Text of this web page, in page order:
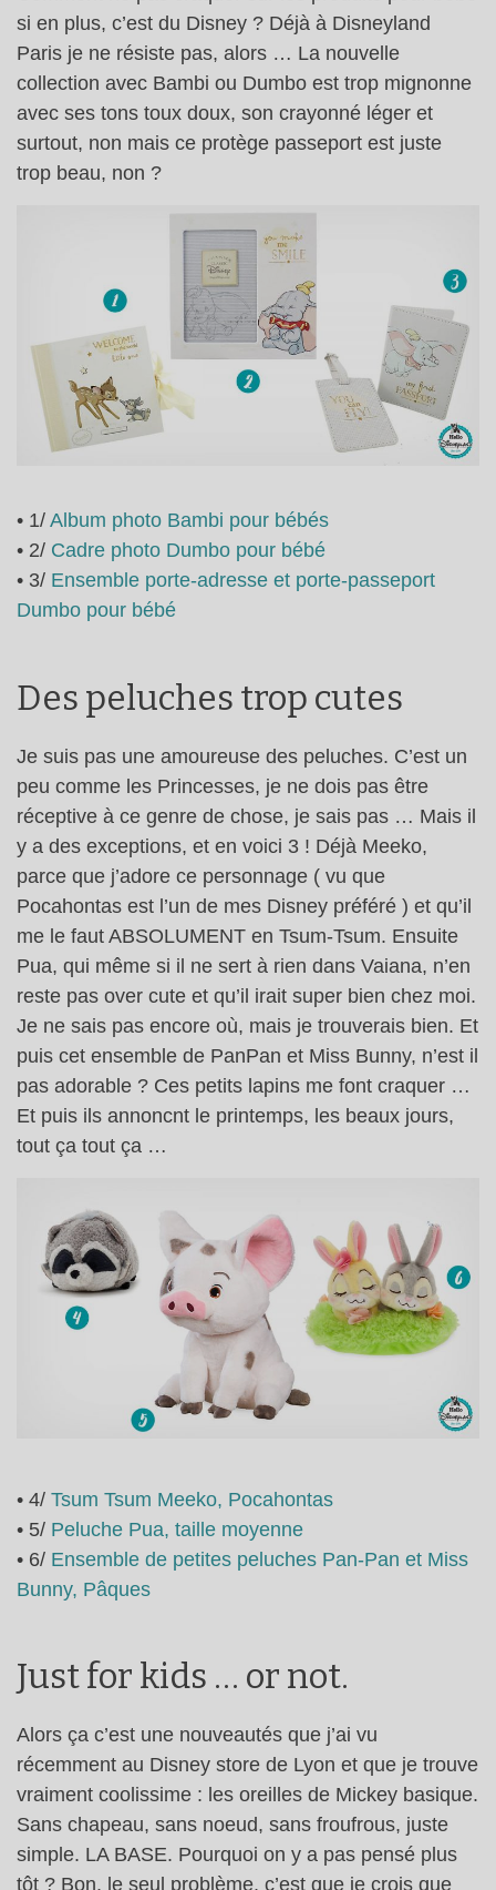
si en plus, c’est du Disney ? Déjà à Disneyland
Paris je ne résiste pas, alors … La nouvelle
collection avec Bambi ou Dumbo est trop mignonne
avec ses tons toux doux, son crayonné léger et
surtout, non mais ce protège passeport est juste
trop beau, non ?
• 1/ Album photo Bambi pour bébés
• 2/ Cadre photo Dumbo pour bébé
• 3/ Ensemble porte-adresse et porte-passeport
Dumbo pour bébé
Des peluches trop cutes
Je suis pas une amoureuse des peluches. C’est un
peu comme les Princesses, je ne dois pas être
réceptive à ce genre de chose, je sais pas … Mais il
y a des exceptions, et en voici 3 ! Déjà Meeko,
parce que j’adore ce personnage ( vu que
Pocahontas est l’un de mes Disney préféré ) et qu’il
me le faut ABSOLUMENT en Tsum-Tsum. Ensuite
Pua, qui même si il ne sert à rien dans Vaiana, n’en
reste pas over cute et qu’il irait super bien chez moi.
Je ne sais pas encore où, mais je trouverais bien. Et
puis cet ensemble de PanPan et Miss Bunny, n’est il
pas adorable ? Ces petits lapins me font craquer …
Et puis ils annoncnt le printemps, les beaux jours,
tout ça tout ça …
• 4/ Tsum Tsum Meeko, Pocahontas
• 5/ Peluche Pua, taille moyenne
• 6/ Ensemble de petites peluches Pan-Pan et Miss
Bunny, Pâques
Just for kids … or not.
Alors ça c’est une nouveautés que j’ai vu
récemment au Disney store de Lyon et que je trouve
vraiment coolissime : les oreilles de Mickey basique.
Sans chapeau, sans noeud, sans froufrous, juste
simple. LA BASE. Pourquoi on y a pas pensé plus
tôt ? Bon, le seul problème, c’est que je crois que